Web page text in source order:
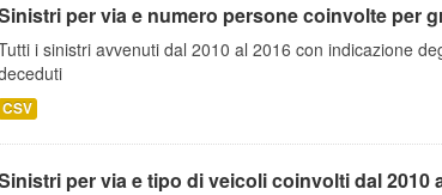
per via e numero persone coinvolte per
i sinistri avvenuti dal 2010 al 2016 con indicazione
CSV
per via e tipo di veicoli coinvolti dal 2010